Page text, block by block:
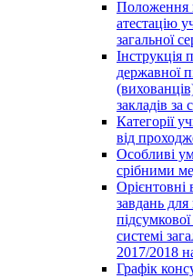
Положення
атестацію
загальної
Інструкція
державної
закладів за
Категорії
від
Особливі
срібними
Орієнтовні
завдань
системі
2017/2018
Графік